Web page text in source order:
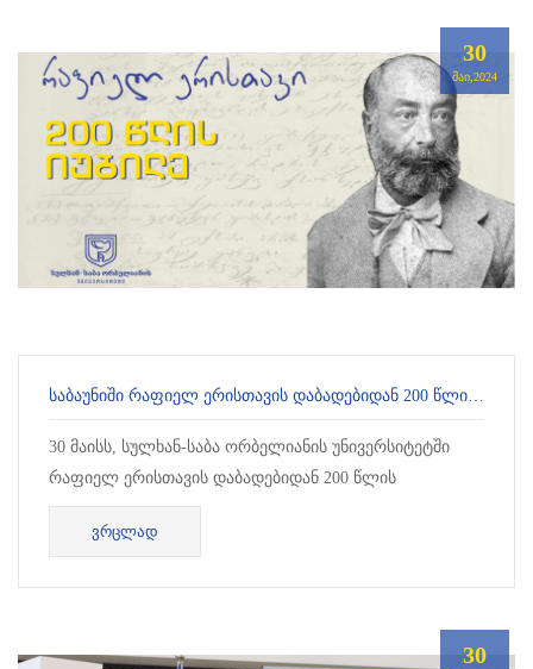
30
ᲛᲐᲘ,2024
ᲡᲐᲑᲐᲣᲜᲘᲨᲘ ᲠᲐᲤᲘᲔᲚ ᲔᲠᲘᲡᲗᲐᲕᲘᲡ ᲓᲐᲑᲐᲓᲔᲑᲘᲓᲐᲜ 200 ᲬᲚᲘᲡ ᲘᲣᲑᲘᲚᲔᲡᲐᲓᲛᲘ ᲛᲘᲫᲦᲕᲜᲘᲚᲘ ᲙᲝᲜᲤᲔᲠᲔᲜᲪᲘᲐ ᲒᲐᲘᲛᲐᲠᲗᲐ
30 მაისს, სულხან-საბა ორბელიანის უნივერსიტეტში
რაფიელ ერისთავის დაბადებიდან 200 წლის
იუბილესადმი მიძღვნილი კონფერენცია გაიმართა.
შეხვედრაზე მოხსენებები წარად...
ᲕᲠᲪᲚᲐᲓ
30